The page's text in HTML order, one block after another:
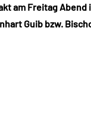
am Freitag Abend
Guib bzw.